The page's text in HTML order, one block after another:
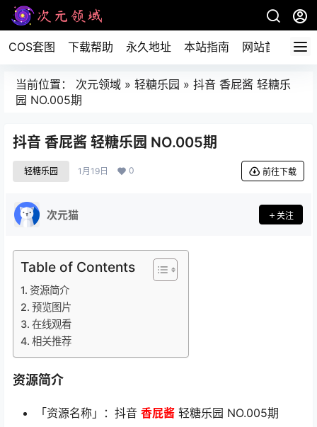
COS套图 下载帮助 永久地址 本站指南 网站首页
当前位置： 次元领域 » 轻糖乐园 » 抖音 香屁酱 轻糖乐
园 NO.005期
抖音 香屁酱 轻糖乐园 NO.005期
轻糖乐园 1月19日 0 前往下载
次元猫 关注
Table of Contents
资源简介
预览图片
在线观看
相关推荐
资源简介
「资源名称」：抖音 香屁酱 轻糖乐园 NO.005期